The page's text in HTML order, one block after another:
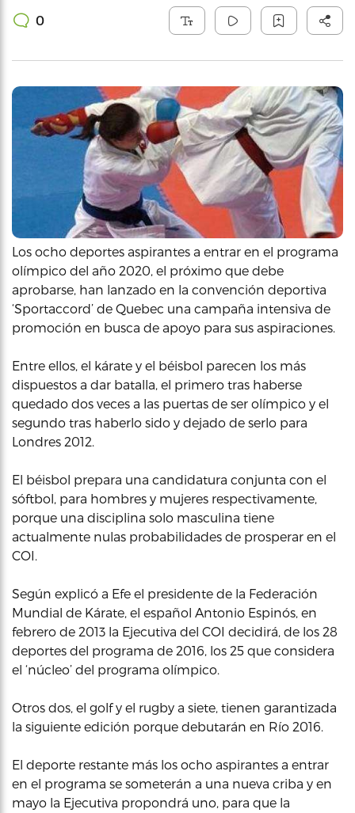
0
Los ocho deportes aspirantes a entrar en el programa
olímpico del año 2020, el próximo que debe
aprobarse, han lanzado en la convención deportiva
‘Sportaccord’ de Quebec una campaña intensiva de
promoción en busca de apoyo para sus aspiraciones.
Entre ellos, el kárate y el béisbol parecen los más
dispuestos a dar batalla, el primero tras haberse
quedado dos veces a las puertas de ser olímpico y el
segundo tras haberlo sido y dejado de serlo para
Londres 2012.
El béisbol prepara una candidatura conjunta con el
sóftbol, para hombres y mujeres respectivamente,
porque una disciplina solo masculina tiene
actualmente nulas probabilidades de prosperar en el
COI.
Según explicó a Efe el presidente de la Federación
Mundial de Kárate, el español Antonio Espinós, en
febrero de 2013 la Ejecutiva del COI decidirá, de los 28
deportes del programa de 2016, los 25 que considera
el ‘núcleo’ del programa olímpico.
Otros dos, el golf y el rugby a siete, tienen garantizada
la siguiente edición porque debutarán en Río 2016.
El deporte restante más los ocho aspirantes a entrar
en el programa se someterán a una nueva criba y en
mayo la Ejecutiva propondrá uno, para que la